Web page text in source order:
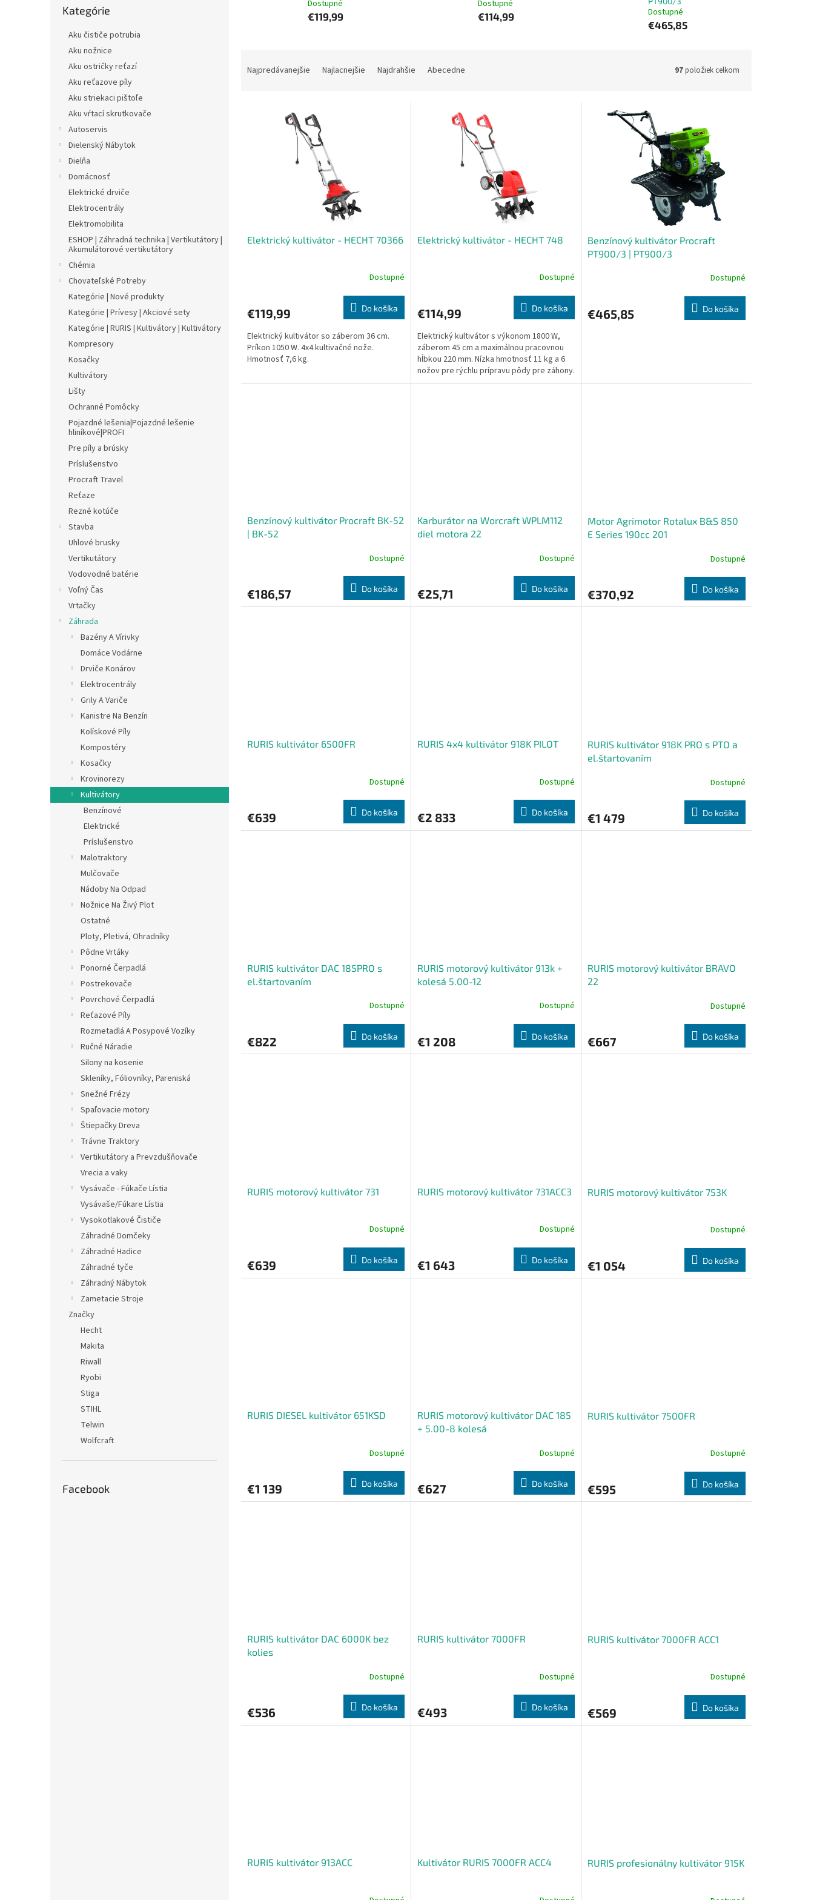
kategórie
Kategórie
Aku čističe potrubia
Aku nožnice
Aku ostričky reťazí
Aku reťazove píly
Aku striekaci pištoľe
Aku vŕtací skrutkovače
Autoservis
Dielenský Nábytok
Dielňa
Domácnosť
Elektrické drviče
Elektrocentrály
Elektromobilita
ESHOP | Záhradná technika | Vertikutátory |
Akumulátorové vertikutátory
Chémia
Chovateľské Potreby
Kategórie | Nové produkty
Kategórie | Prívesy | Akciové sety
Kategórie | RURIS | Kultivátory | Kultivátory
Kompresory
Kosačky
Kultivátory
Lišty
Ochranné Pomôcky
Pojazdné lešenia|Pojazdné lešenie
hliníkové|PROFI
Pre píly a brúsky
Príslušenstvo
Procraft Travel
Reťaze
Rezné kotúče
Stavba
Uhlové brusky
Vertikutátory
Vodovodné batérie
Voľný Čas
Vrtačky
Záhrada
Bazény A Vírivky
Domáce Vodárne
Drviče Konárov
Elektrocentrály
Grily A Variče
Kanistre Na Benzín
Kolískové Píly
Kompostéry
Kosačky
Krovinorezy
Kultivátory
Benzínové
Elektrické
Príslušenstvo
Malotraktory
Mulčovače
Nádoby Na Odpad
Nožnice Na Živý Plot
Ostatné
Ploty, Pletivá, Ohradníky
Pôdne Vrtáky
Ponorné Čerpadlá
Postrekovače
Povrchové Čerpadlá
Reťazové Píly
Rozmetadlá A Posypové Vozíky
Ručné Náradie
Silony na kosenie
Skleníky, Fóliovníky, Pareniská
Snežné Frézy
Spaľovacie motory
Štiepačky Dreva
Trávne Traktory
Vertikutátory a Prevzdušňovače
Vrecia a vaky
Vysávače - Fúkače Lístia
Vysávaše/Fúkare Lístia
Vysokotlakové Čističe
Záhradné Domčeky
Záhradné Hadice
Záhradné tyče
Záhradný Nábytok
Zametacie Stroje
Značky
Hecht
Makita
Riwall
Ryobi
Stiga
STIHL
Telwin
Wolfcraft
Facebook
Dostupné
€119,99
Dostupné
€114,99
Dostupné
€465,85
Najpredávanejšie Najlacnejšie Najdrahšie Abecedne 97položiek celkom
Elektrický kultivátor - HECHT 70366
Dostupné
€119,99 Do košíka
Elektrický kultivátor so záberom 36 cm.
Príkon 1050 W. 4x4 kultivačné nože.
Hmotnosť 7,6 kg.
Elektrický kultivátor - HECHT 748
Dostupné
€114,99 Do košíka
Elektrický kultivátor s výkonom 1800 W,
záberom 45 cm a maximálnou pracovnou
hĺbkou 220 mm. Nízka hmotnosť 11 kg a 6
nožov pre rýchlu prípravu pôdy pre záhony.
Benzínový kultivátor Procraft
PT900/3 | PT900/3
Dostupné
€465,85 Do košíka
Benzínový kultivátor Procraft BK-52
| BK-52
Dostupné
€186,57 Do košíka
Karburátor na Worcraft WPLM112
diel motora 22
Dostupné
€25,71 Do košíka
Motor Agrimotor Rotalux B&S 850
E Series 190cc 201
Dostupné
€370,92 Do košíka
RURIS kultivátor 6500FR
Dostupné
€639 Do košíka
RURIS 4x4 kultivátor 918K PILOT
Dostupné
€2 833 Do košíka
RURIS kultivátor 918K PRO s PTO a
el.štartovaním
Dostupné
€1 479 Do košíka
RURIS kultivátor DAC 185PRO s
el.štartovaním
Dostupné
€822 Do košíka
RURIS motorový kultivátor 913k +
kolesá 5.00-12
Dostupné
€1 208 Do košíka
RURIS motorový kultivátor BRAVO
22
Dostupné
€667 Do košíka
RURIS motorový kultivátor 731
Dostupné
€639 Do košíka
RURIS motorový kultivátor 731ACC3
Dostupné
€1 643 Do košíka
RURIS motorový kultivátor 753K
Dostupné
€1 054 Do košíka
RURIS DIESEL kultivátor 651KSD
Dostupné
€1 139 Do košíka
RURIS motorový kultivátor DAC 185
+ 5.00-8 kolesá
Dostupné
€627 Do košíka
RURIS kultivátor 7500FR
Dostupné
€595 Do košíka
RURIS kultivátor DAC 6000K bez
kolies
Dostupné
€536 Do košíka
RURIS kultivátor 7000FR
Dostupné
€493 Do košíka
RURIS kultivátor 7000FR ACC1
Dostupné
€569 Do košíka
RURIS kultivátor 913ACC Kultivátor RURIS 7000FR ACC4 RURIS profesionálny kultivátor 915K